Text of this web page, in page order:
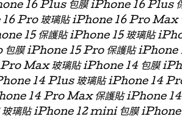
16 Plus 包膜 iPhone 16 Plus
Pro 玻璃貼 iPhone 16 Pro
15 保護貼 iPhone 15 玻璃貼
膜 iPhone 15 Pro 保護貼
Max 玻璃貼 iPhone 14 包膜
14 Plus 玻璃貼 iPhone 14
14 Pro Max 保護貼 iPhone
玻璃貼 iPhone 12 mini 包膜